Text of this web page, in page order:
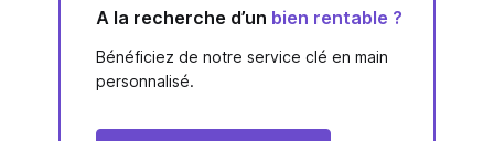
A la recherche d’un bien rentable ?
Bénéficiez de notre service clé en main
personnalisé.